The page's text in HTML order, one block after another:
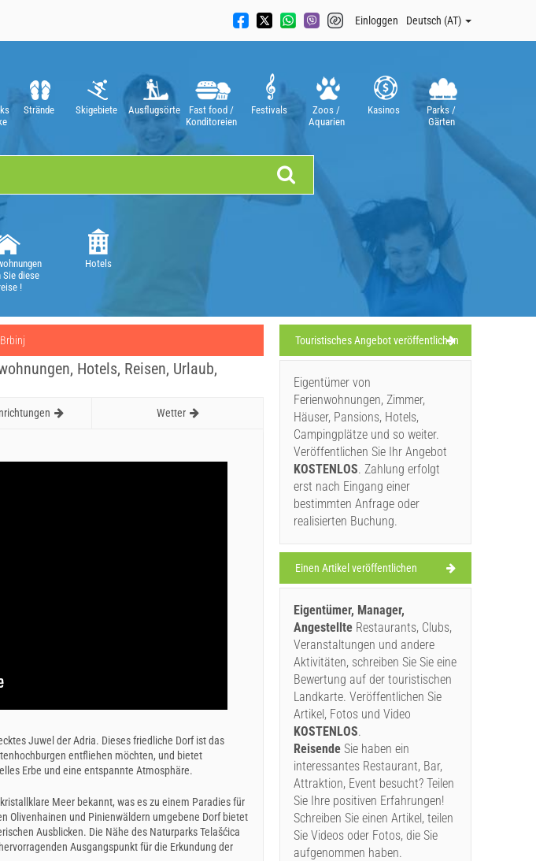
Einloggen Deutsch (AT)
Strände Skigebiete Ausflugsörte
Fast food /
Konditoreien
Festivals
Zoos /
Aquarien
Kasinos
Parks /
Gärten
Sie diese
!
Hotels
Brbinj
Hotels, Reisen, Urlaub,
Wetter
Juwel der Adria. Dieses friedliche Dorf ist das
entfliehen möchten, und bietet
Erbe und eine entspannte Atmosphäre.
Meer bekannt, was es zu einem Paradies für
Olivenhainen und Pinienwäldern umgebene Dorf bietet
Ausblicken. Die Nähe des Naturparks Telašćica
Ausgangspunkt für die Erkundung der
Touristisches Angebot veröffentlichen
Eigentümer von
Ferienwohnungen, Zimmer,
Häuser, Pansions, Hotels,
Campingplätze und so weiter.
Veröffentlichen Sie Ihr Angebot
KOSTENLOS. Zahlung erfolgt
erst nach Eingang einer
bestimmten Anfrage oder
realisierten Buchung.
Einen Artikel veröffentlichen
Eigentümer, Manager,
Angestellte Restaurants, Clubs,
Veranstaltungen und andere
Aktivitäten, schreiben Sie Sie eine
Bewertung auf der touristischen
Landkarte. Veröffentlichen Sie
Artikel, Fotos und Video
KOSTENLOS.
Reisende Sie haben ein
interessantes Restaurant, Bar,
Attraktion, Event besucht? Teilen
Sie Ihre positiven Erfahrungen!
Schreiben Sie einen Artikel, teilen
Sie Videos oder Fotos, die Sie
aufgenommen haben.